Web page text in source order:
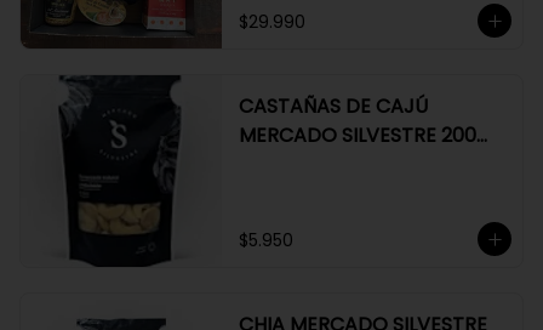
*HENAFF MOUSSE DE CANARD
*NAT CRACKERS PEQUEÑAS
$29.990
CASTAÑAS DE CAJÚ
MERCADO SILVESTRE 200
$5.950